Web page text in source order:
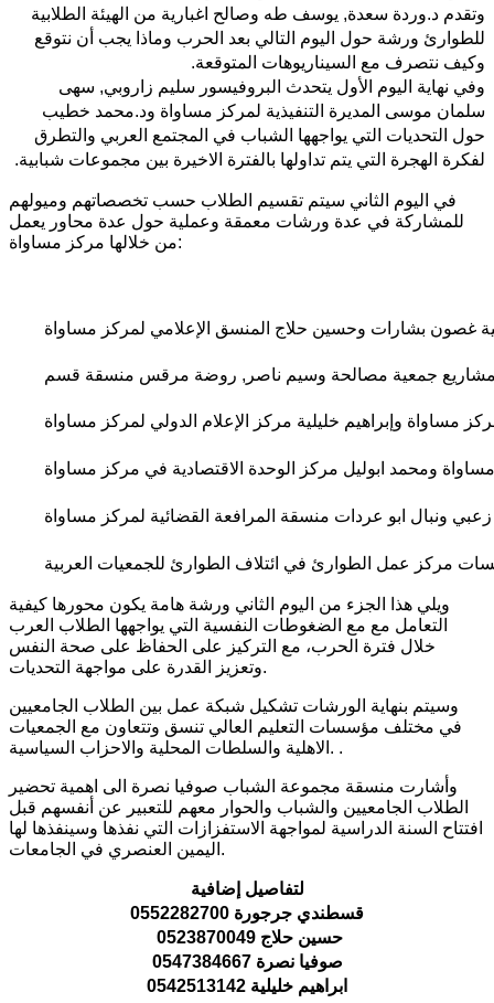
وتقدم د.وردة سعدة, يوسف طه وصالح اغبارية من الهيئة الطلابية
للطوارئ ورشة حول اليوم التالي بعد الحرب وماذا يجب أن نتوقع
وكيف نتصرف مع السيناريوهات المتوقعة.
وفي نهاية اليوم الأول يتحدث البروفيسور سليم زاروبي, سهى
سلمان موسى المديرة التنفيذية لمركز مساواة ود.محمد خطيب
حول التحديات التي يواجهها الشباب في المجتمع العربي والتطرق
لفكرة الهجرة التي يتم تداولها بالفترة الاخيرة بين مجموعات شبابية.
في اليوم الثاني سيتم تقسيم الطلاب حسب تخصصاتهم وميولهم
للمشاركة في عدة ورشات معمقة وعملية حول عدة محاور يعمل
من خلالها مركز مساواة:
مشاريع جمعية مصالحة وسيم ناصر, روضة مرقس
ويلي هذا الجزء من اليوم الثاني ورشة هامة يكون محورها كيفية
التعامل مع مع الضغوطات النفسية التي يواجهها الطلاب العرب
خلال فترة الحرب، مع التركيز على الحفاظ على صحة النفس
وتعزيز القدرة على مواجهة التحديات.
وسيتم بنهاية الورشات تشكيل شبكة عمل بين الطلاب الجامعيين
في مختلف مؤسسات التعليم العالي تنسق وتتعاون مع الجمعيات
الاهلية والسلطات المحلية والاحزاب السياسية. .
وأشارت منسقة مجموعة الشباب صوفيا نصرة الى اهمية تحضير
الطلاب الجامعيين والشباب والحوار معهم للتعبير عن أنفسهم قبل
افتتاح السنة الدراسية لمواجهة الاستفزازات التي نفذها وسينفذها لها
اليمين العنصري في الجامعات.
لتفاصيل إضافية
قسطندي جرجورة 0552282700
حسين حلاج 0523870049
صوفيا نصرة 0547384667
ابراهيم خليلية 0542513142